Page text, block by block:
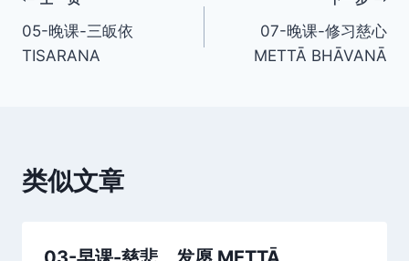
章
05-晚课-三皈依
TISARANA
07-晚课-修习慈心
METTĀ BHĀVANĀ
类似文章